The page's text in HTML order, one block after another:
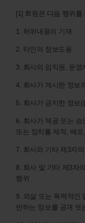
[1] 회원은 다음 행위를
1. 허위내용의 기재
2. 타인의 정보도용
3. 회사의 임직원, 운영
4. 회사가 게시한 정보
5. 회사가 금지한 정보(
6. 회사가 제공 또는 승
또는 장치를 제작, 배
7. 회사와 기타 제3자
8. 회사 및 기타 제3자
행위
9. 외설 또는 폭력적인
반하는 정보를 공개 또